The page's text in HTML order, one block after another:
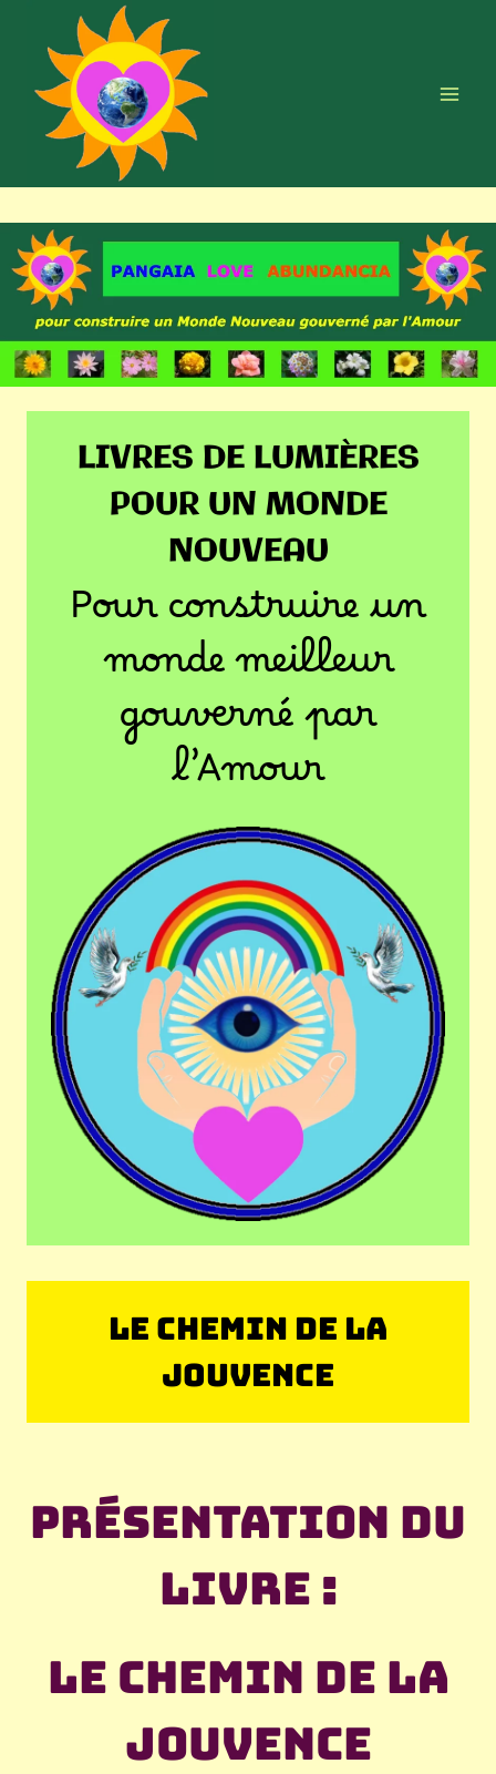
contenu
LIVRES DE LUMIÈRES
POUR UN MONDE
NOUVEAU
Pour construire un
monde meilleur
gouverné par
l’Amour
LE CHEMIN DE LA
JOUVENCE
Présentation du
livre :
Le chemin de la
jouvence